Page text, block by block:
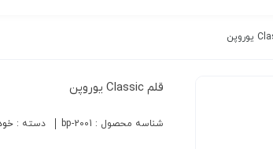
قلم Classic یوروپن
شناسه محصول : bp-2001 دسته :